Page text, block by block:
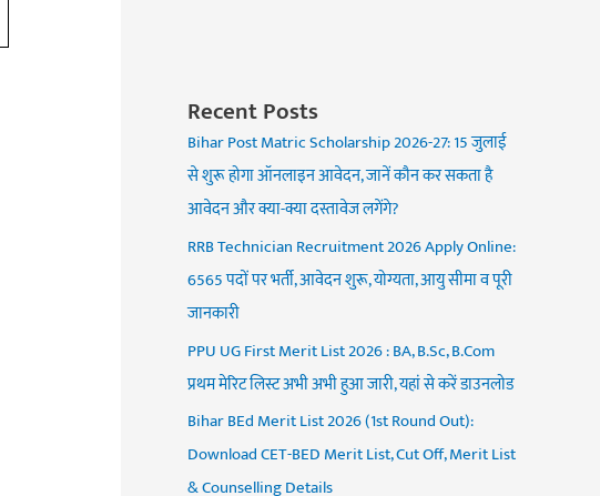
Recent Posts
Bihar Post Matric Scholarship 2026-27: 15 जुलाई
से शुरू होगा ऑनलाइन आवेदन, जानें कौन कर सकता है
आवेदन और क्या-क्या दस्तावेज लगेंगे?
RRB Technician Recruitment 2026 Apply Online:
6565 पदों पर भर्ती, आवेदन शुरू, योग्यता, आयु सीमा व पूरी
जानकारी
PPU UG First Merit List 2026 : BA, B.Sc, B.Com
प्रथम मेरिट लिस्ट अभी अभी हुआ जारी, यहां से करें डाउनलोड
Bihar BEd Merit List 2026 (1st Round Out):
Download CET-BED Merit List, Cut Off, Merit List
& Counselling Details